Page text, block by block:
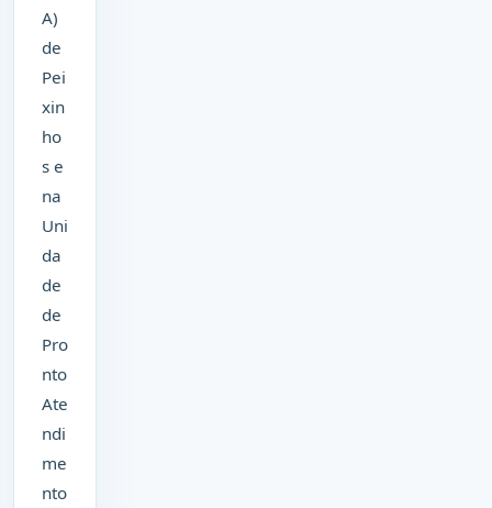
A)
de
Pei
xin
ho
s e
na
Uni
da
de
de
Pro
nto
Ate
ndi
me
nto